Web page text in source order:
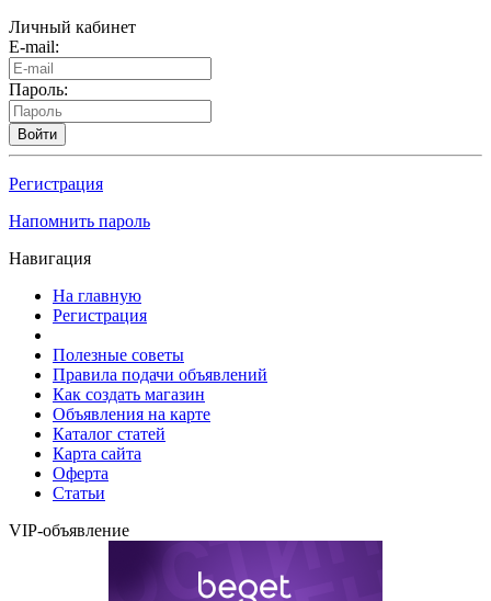
Личный кабинет
E-mail:
Пароль:
Войти
Регистрация
Напомнить пароль
Навигация
На главную
Регистрация
Полезные советы
Правила подачи объявлений
Как создать магазин
Объявления на карте
Каталог статей
Карта сайта
Оферта
Статьи
VIP-объявление